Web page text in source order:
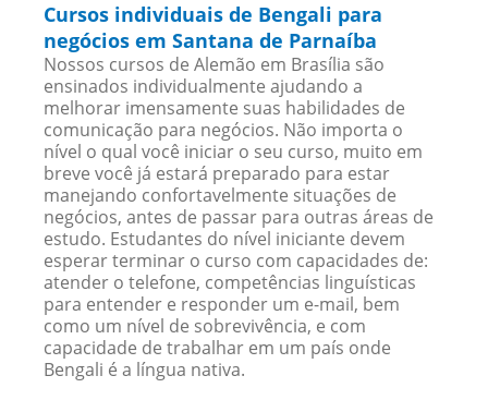
Cursos individuais de Bengali para
negócios em Santana de Parnaíba
Nossos cursos de Alemão em Brasília são
ensinados individualmente ajudando a
melhorar imensamente suas habilidades de
comunicação para negócios. Não importa o
nível o qual você iniciar o seu curso, muito em
breve você já estará preparado para estar
manejando confortavelmente situações de
negócios, antes de passar para outras áreas de
estudo. Estudantes do nível iniciante devem
esperar terminar o curso com capacidades de:
atender o telefone, competências linguísticas
para entender e responder um e-mail, bem
como um nível de sobrevivência, e com
capacidade de trabalhar em um país onde
Bengali é a língua nativa.